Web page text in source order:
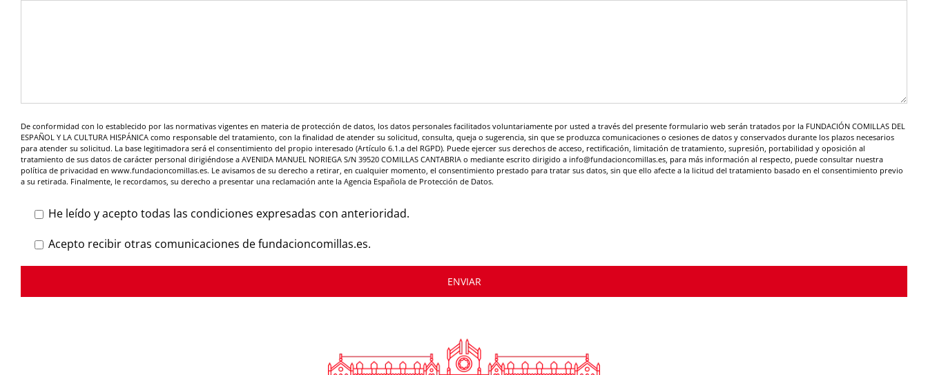
De conformidad con lo establecido por las normativas vigentes en materia de protección de datos, los datos personales facilitados voluntariamente por usted a través del presente formulario web serán tratados por la FUNDACIÓN COMILLAS DEL
ESPAÑOL Y LA CULTURA HISPÁNICA como responsable del tratamiento, con la finalidad de atender su solicitud, consulta, queja o sugerencia, sin que se produzca comunicaciones o cesiones de datos y conservados durante los plazos necesarios
para atender su solicitud. La base legitimadora será el consentimiento del propio interesado (Artículo 6.1.a del RGPD). Puede ejercer sus derechos de acceso, rectificación, limitación de tratamiento, supresión, portabilidad y oposición al
tratamiento de sus datos de carácter personal dirigiéndose a AVENIDA MANUEL NORIEGA S/N 39520 COMILLAS CANTABRIA o mediante escrito dirigido a info@fundacioncomillas.es, para más información al respecto, puede consultar nuestra
política de privacidad en www.fundacioncomillas.es. Le avisamos de su derecho a retirar, en cualquier momento, el consentimiento prestado para tratar sus datos, sin que ello afecte a la licitud del tratamiento basado en el consentimiento previo
a su retirada. Finalmente, le recordamos, su derecho a presentar una reclamación ante la Agencia Española de Protección de Datos.
He leído y acepto todas las condiciones expresadas con anterioridad.
Acepto recibir otras comunicaciones de fundacioncomillas.es.